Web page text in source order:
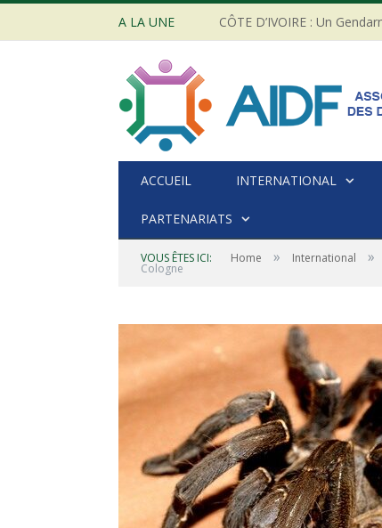
A LA UNE
ACCUEIL INTERNATIONAL
PARTENARIATS
VOUS ÊTES ICI: Home » International »
Cologne